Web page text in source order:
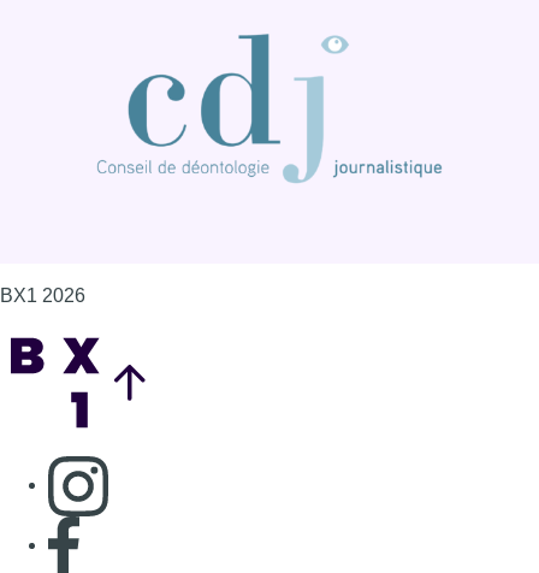
BX1 2026
Consulter page Instagram
Consulter page Facebook